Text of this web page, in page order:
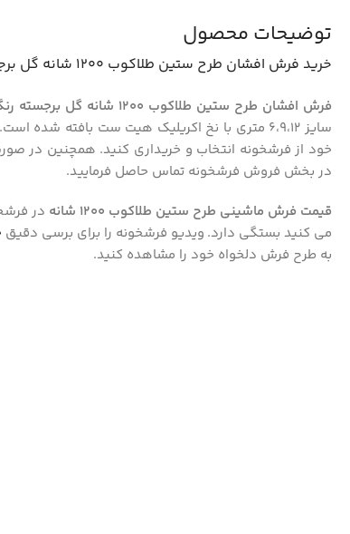
توضیحات محصول
خرید فرش افشان طرح ستین طلاکوب 1200 شانه گل برجسته کد 73341
فرش افشان طرح ستین طلاکوب 1200 شانه گل برجسته رنگ طوسی نقره ای و کرم کد 73341
سایز ۶،۹،۱۲ متری با نخ اکریلیک هیت ست بافته شده است. این
خود از فرشخونه انتخاب و خریداری کنید. همچنین در
در بخش فروش فرشخونه تماس حاصل فرمایید.
قیمت فرش ماشینی طرح ستین طلاکوب 1200 شانه
در
می کنید بستگی دارد. ویدیو فرشخونه را برای برسی دقیق
به طرح فرش دلخواه خود را مشاهده کنید.